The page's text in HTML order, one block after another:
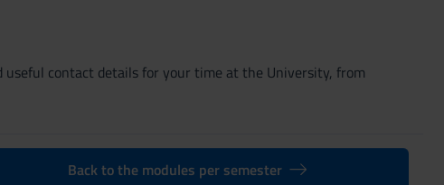
contact details for your time at the University, from
Back to the modules per semester